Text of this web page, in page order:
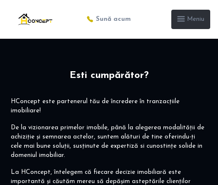
Sună acum Meniu
Esti cumpărător?
HConcept este partenerul tău de încredere în tranzacțiile
imobiliare!
De la vizionarea primelor imobile, până la alegerea modalității de
achiziție și semnarea actelor, suntem alături de tine oferindu-ți
cele mai bune soluții, susținute de expertiză si cunostințe solide in
domeniul imobiliar.
La HConcept, întelegem că fiecare decizie imobiliară este
importantă și căutăm mereu să depășim asteptările clienților